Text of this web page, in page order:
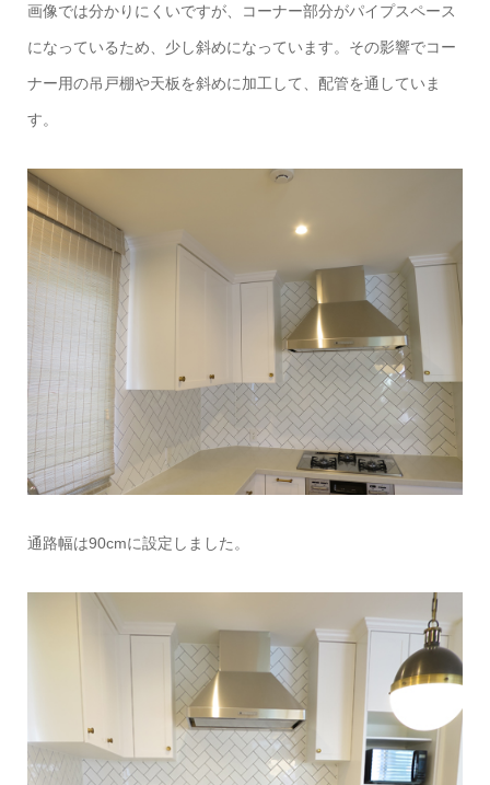
画像では分かりにくいですが、コーナー部分がパイプスペース
になっているため、少し斜めになっています。その影響でコー
ナー用の吊戸棚や天板を斜めに加工して、配管を通していま
す。
通路幅は90cmに設定しました。